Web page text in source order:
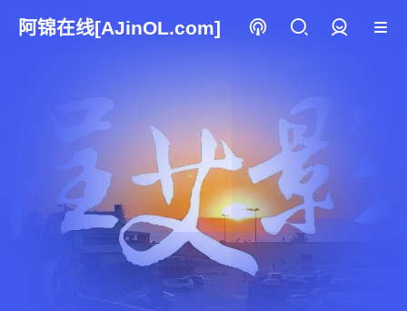
阿锦在线[AJinOL.com]